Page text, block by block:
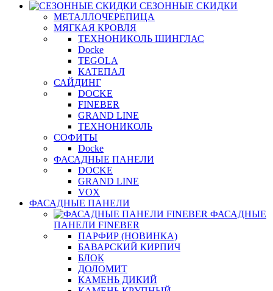
СЕЗОННЫЕ СКИДКИ
МЕТАЛЛОЧЕРЕПИЦА
МЯГКАЯ КРОВЛЯ
ТЕХНОНИКОЛЬ ШИНГЛАС
Docke
TEGOLA
КАТЕПАЛ
САЙДИНГ
DOCKE
FINEBER
GRAND LINE
ТЕХНОНИКОЛЬ
СОФИТЫ
Docke
ФАСАДНЫЕ ПАНЕЛИ
DOCKE
GRAND LINE
VOX
ФАСАДНЫЕ ПАНЕЛИ
ФАСАДНЫЕ
ПАНЕЛИ FINEBER
ПАРФИР (НОВИНКА)
БАВАРСКИЙ КИРПИЧ
БЛОК
ДОЛОМИТ
КАМЕНЬ ДИКИЙ